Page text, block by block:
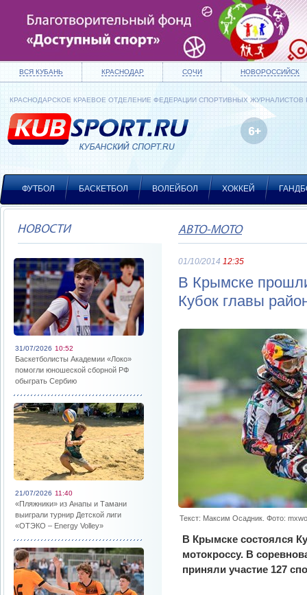
ВСЯ КУБАНЬ КРАСНОДАР СОЧИ НОВОРОССИЙСК
КРАСНОДАРСКОЕ КРАЕВОЕ ОТДЕЛЕНИЕ ФЕДЕРАЦИИ СПОРТИВНЫХ ЖУРНАЛИСТОВ
ФУТБОЛ БАСКЕТБОЛ ВОЛЕЙБОЛ ХОККЕЙ
НОВОСТИ
31/07/2026 10:52
Баскетболисты Академии «Локо»
помогли юношеской сборной РФ
обыграть Сербию
21/07/2026 11:40
«Пляжники» из Анапы и Тамани
выиграли турнир Детской лиги
«ОТЭКО – Energy Volley»
АВТО-МОТО
01/10/2014 12:35
В Крымске
Кубок главы
Текст: Максим Осадник. Фото:
В Крымске состоялся
мотокроссу. В
приняли участие 127